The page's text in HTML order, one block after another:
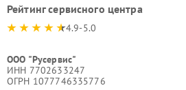
Рейтинг сервисного центра
4.9-5.0
ООО "Русервис"
ИНН 7702633247
ОГРН 1077746335776